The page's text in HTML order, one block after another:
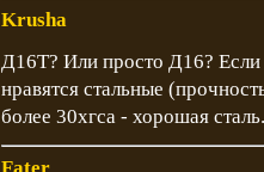
Krusha
Д16Т? Или просто Д16?
нравятся стальные
более 30хгса - хорошая сталь.